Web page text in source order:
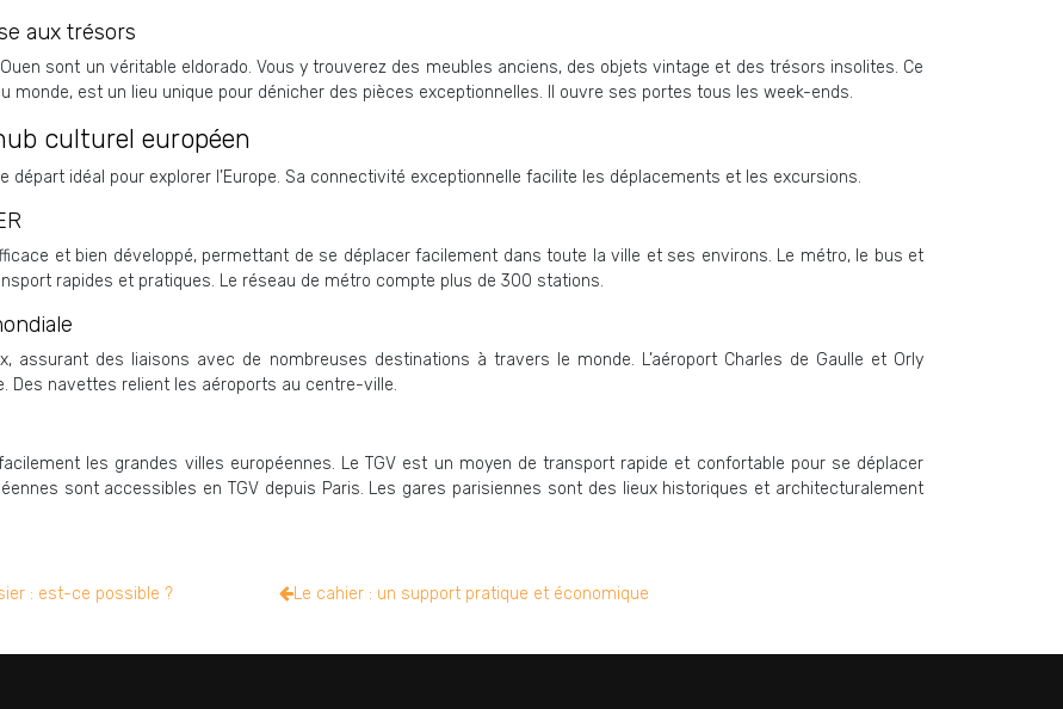
aux trésors
sont un véritable eldorado. Vous y trouverez des meubles anciens, des objets vintage et des trésors insolites. Ce
monde, est un lieu unique pour dénicher des pièces exceptionnelles. Il ouvre ses portes tous les week-ends.
culturel européen
départ idéal pour explorer l’Europe. Sa connectivité exceptionnelle facilite les déplacements et les excursions.
et bien développé, permettant de se déplacer facilement dans toute la ville et ses environs. Le métro, le bus et
rapides et pratiques. Le réseau de métro compte plus de 300 stations.
assurant des liaisons avec de nombreuses destinations à travers le monde. L’aéroport Charles de Gaulle et Orly
Des navettes relient les aéroports au centre-ville.
les grandes villes européennes. Le TGV est un moyen de transport rapide et confortable pour se déplacer
sont accessibles en TGV depuis Paris. Les gares parisiennes sont des lieux historiques et architecturalement
: est-ce possible ? Le cahier : un support pratique et économique